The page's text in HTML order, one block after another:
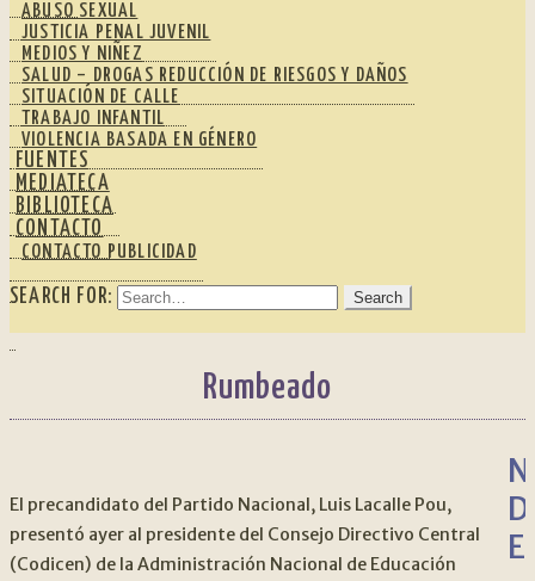
ABUSO SEXUAL
JUSTICIA PENAL JUVENIL
MEDIOS Y NIÑEZ
SALUD – DROGAS REDUCCIÓN DE RIESGOS Y DAÑOS
SITUACIÓN DE CALLE
TRABAJO INFANTIL
VIOLENCIA BASADA EN GÉNERO
FUENTES
MEDIATECA
BIBLIOTECA
CONTACTO
CONTACTO PUBLICIDAD
SEARCH FOR:
Rumbeado
El precandidato del Partido Nacional, Luis Lacalle Pou,
presentó ayer al presidente del Consejo Directivo Central
(Codicen) de la Administración Nacional de Educación